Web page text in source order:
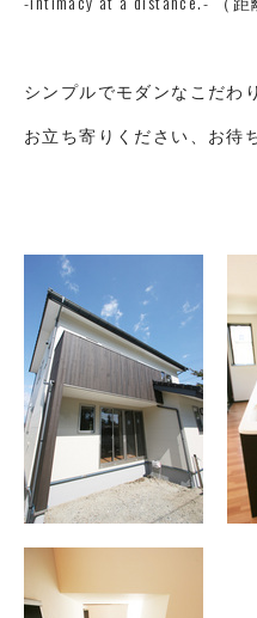
シンプルでモダンなこだわ
お立ち寄りください、お待